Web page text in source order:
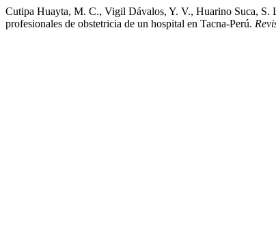
Cutipa Huayta, M. C., Vigil Dávalos, Y. V., Huarino Suca,
profesionales de obstetricia de un hospital en Tacna-Perú.